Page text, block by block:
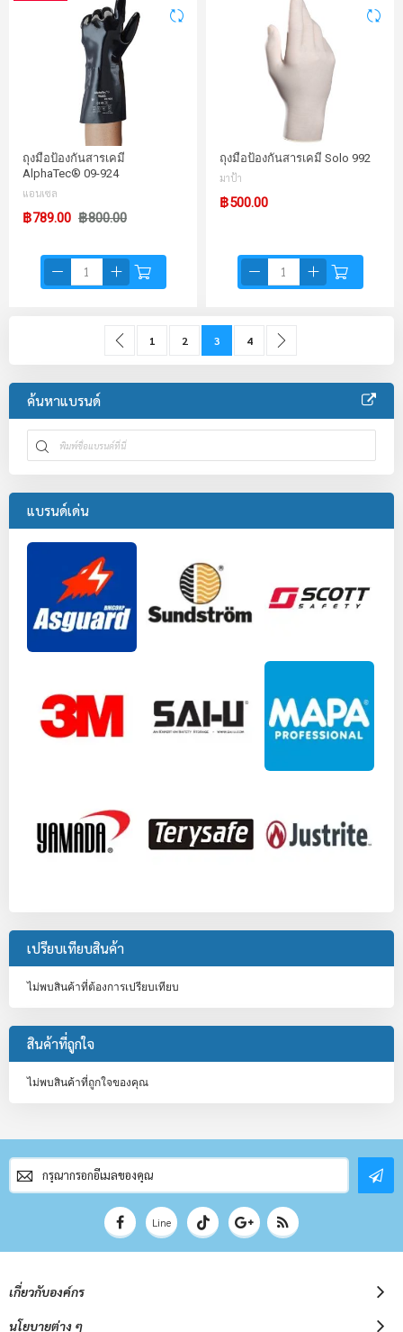
ถุงมือป้องกันสารเคมี
AlphaTec® 09-924
แอนเซล
฿789.00 ฿800.00
ถุงมือป้องกันสารเคมี Solo 992
มาป้า
฿500.00
Page
Page
Previous
Page
1 Page
2 You're currently reading page
3 Page
4
ค้นหาแบรนด์
แบรนด์เด่น
เปรียบเทียบสินค้า
ไม่พบสินค้าที่ต้องการเปรียบเทียบ
สินค้าที่ถูกใจ
ไม่พบสินค้าที่ถูกใจของคุณ
สมัคร
สมาชิก
จดหมาย
Line
เกี่ยวกับองค์กร
นโยบายต่าง ๆ